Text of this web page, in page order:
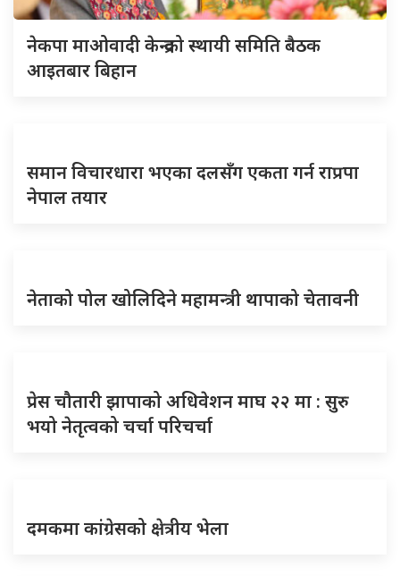
नेकपा माओवादी केन्द्रको स्थायी समिति बैठक
आइतबार बिहान
समान विचारधारा भएका दलसँग एकता गर्न राप्रपा
नेपाल तयार
नेताको पोल खोलिदिने महामन्त्री थापाको चेतावनी
प्रेस चौतारी झापाको अधिवेशन माघ २२ मा : सुरु
भयो नेतृत्वको चर्चा परिचर्चा
दमकमा कांग्रेसको क्षेत्रीय भेला